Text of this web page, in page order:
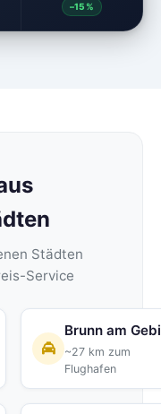
–15%
Städten
Service
Brunn am
~27 km zum
Flughafen